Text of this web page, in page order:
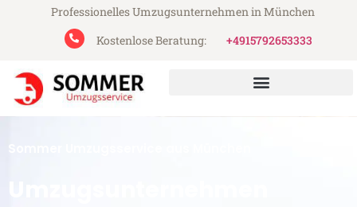
Professionelles Umzugsunternehmen in München
Kostenlose Beratung:
+4915792653333